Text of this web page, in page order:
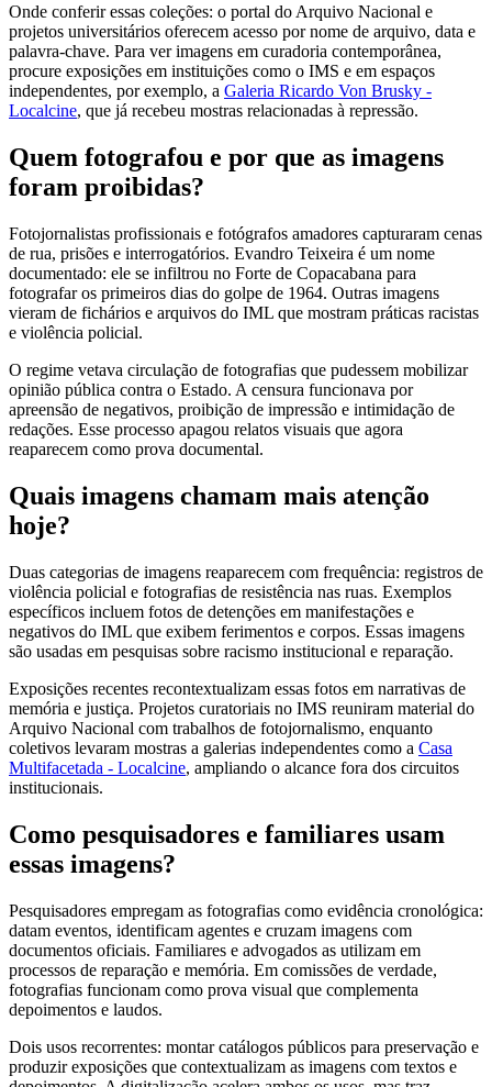
Onde conferir essas coleções: o portal do Arquivo Nacional e
projetos universitários oferecem acesso por nome de arquivo, data e
palavra-chave. Para ver imagens em curadoria contemporânea,
procure exposições em instituições como o IMS e em espaços
independentes, por exemplo, a Galeria Ricardo Von Brusky -
Localcine, que já recebeu mostras relacionadas à repressão.
Quem fotografou e por que as imagens
foram proibidas?
Fotojornalistas profissionais e fotógrafos amadores capturaram cenas
de rua, prisões e interrogatórios. Evandro Teixeira é um nome
documentado: ele se infiltrou no Forte de Copacabana para
fotografar os primeiros dias do golpe de 1964. Outras imagens
vieram de fichários e arquivos do IML que mostram práticas racistas
e violência policial.
O regime vetava circulação de fotografias que pudessem mobilizar
opinião pública contra o Estado. A censura funcionava por
apreensão de negativos, proibição de impressão e intimidação de
redações. Esse processo apagou relatos visuais que agora
reaparecem como prova documental.
Quais imagens chamam mais atenção
hoje?
Duas categorias de imagens reaparecem com frequência: registros de
violência policial e fotografias de resistência nas ruas. Exemplos
específicos incluem fotos de detenções em manifestações e
negativos do IML que exibem ferimentos e corpos. Essas imagens
são usadas em pesquisas sobre racismo institucional e reparação.
Exposições recentes recontextualizam essas fotos em narrativas de
memória e justiça. Projetos curatoriais no IMS reuniram material do
Arquivo Nacional com trabalhos de fotojornalismo, enquanto
coletivos levaram mostras a galerias independentes como a Casa
Multifacetada - Localcine, ampliando o alcance fora dos circuitos
institucionais.
Como pesquisadores e familiares usam
essas imagens?
Pesquisadores empregam as fotografias como evidência cronológica:
datam eventos, identificam agentes e cruzam imagens com
documentos oficiais. Familiares e advogados as utilizam em
processos de reparação e memória. Em comissões de verdade,
fotografias funcionam como prova visual que complementa
depoimentos e laudos.
Dois usos recorrentes: montar catálogos públicos para preservação e
produzir exposições que contextualizam as imagens com textos e